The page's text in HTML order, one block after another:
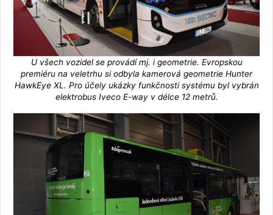
U všech vozidel se provádí mj. i geometrie. Evropskou
premiéru na veletrhu si odbyla kamerová geometrie Hunter
HawkEye XL. Pro účely ukázky funkčnosti systému byl vybrán
elektrobus Iveco E-way v délce 12 metrů.